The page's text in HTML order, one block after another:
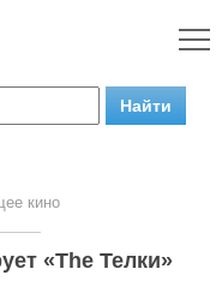
кино
«The Телки»